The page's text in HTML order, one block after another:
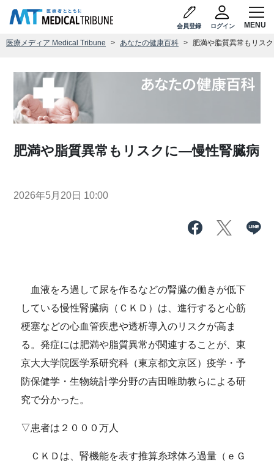
会員登録 ログイン
医療メディア Medical Tribune あなたの健康百科 肥満や脂質異常もリス
肥満や脂質異常もリスクに―慢性腎臓病
2026年5月20日 10:00
血液をろ過して尿を作るなどの腎臓の働きが低下
している慢性腎臓病（ＣＫＤ）は、進行すると心筋
梗塞などの心血管疾患や透析導入のリスクが高ま
る。発症には肥満や脂質異常が関連することが、東
京大大学院医学系研究科（東京都文京区）疫学・予
防保健学・生物統計学分野の吉田唯助教らによる研
究で分かった。
▽患者は２０００万人
ＣＫＤは、腎機能を表す推算糸球体ろ過量（ｅＧ